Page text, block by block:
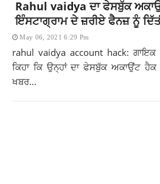
Rahul vaidya ਦਾ ਫੇਸਬੁੱਕ
ਇੰਸਟਾਗ੍ਰਾਮ ਦੇ ਜ਼ਰੀਏ ਫੈਨਜ਼ ਨੂੰ
May 06, 2021 6:29 Pm
rahul vaidya account hack:
ਕਿਹਾ ਕਿ ਉਨ੍ਹਾਂ ਦਾ ਫੇਸਬੁੱਕ ਅਕਾਉਂਟ
ਖਬਰ...